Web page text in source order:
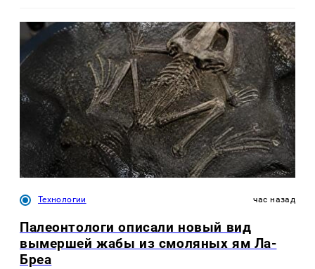
Технологии час назад
Палеонтологи описали новый вид
вымершей жабы из смоляных ям Ла-
Бреа